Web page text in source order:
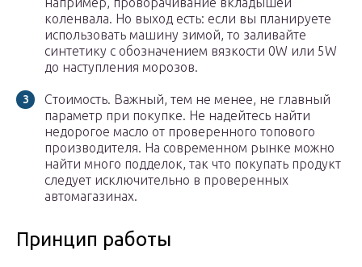
коленвала. Но выход есть: если вы планируете
использовать машину зимой, то заливайте
синтетику с обозначением вязкости 0W или 5W
до наступления морозов.
Стоимость. Важный, тем не менее, не главный
параметр при покупке. Не надейтесь найти
недорогое масло от проверенного топового
производителя. На современном рынке можно
найти много подделок, так что покупать продукт
следует исключительно в проверенных
автомагазинах.
Принцип работы